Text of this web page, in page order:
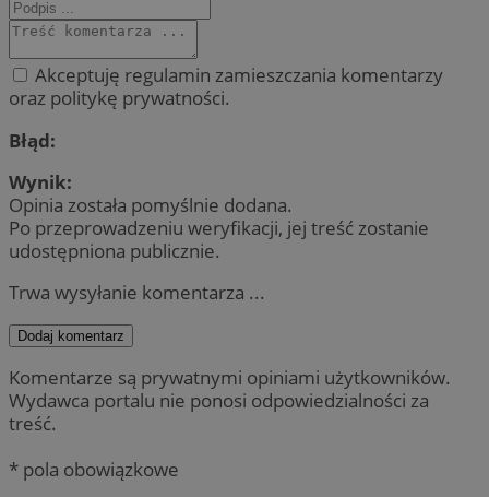
Akceptuję regulamin zamieszczania komentarzy
oraz politykę prywatności.
Błąd:
Wynik:
Opinia została pomyślnie dodana.
Po przeprowadzeniu weryfikacji, jej treść zostanie
udostępniona publicznie.
Trwa wysyłanie komentarza ...
Dodaj komentarz
Komentarze są prywatnymi opiniami użytkowników.
Wydawca portalu nie ponosi odpowiedzialności za
treść.
* pola obowiązkowe